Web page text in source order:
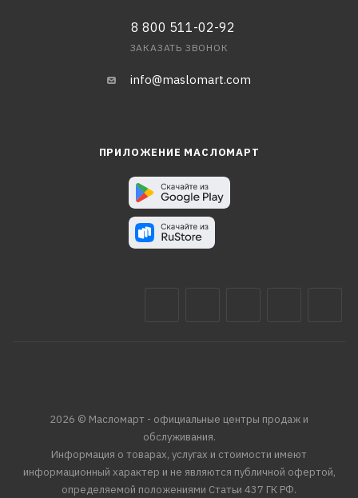
8 800 511-02-92
ЗАКАЗАТЬ ЗВОНОК
info@maslomart.com
ПРИЛОЖЕНИЕ МАСЛОМАРТ
2026 © Масломарт - официальные центры продаж и
обслуживания.
Информация о товарах, услугах и стоимости имеют
информационный характер и не являются публичной офертой,
определяемой положениями Статьи 437 ГК РФ.